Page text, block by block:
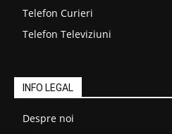
Telefon Curieri
Telefon Televiziuni
INFO LEGAL
Despre noi